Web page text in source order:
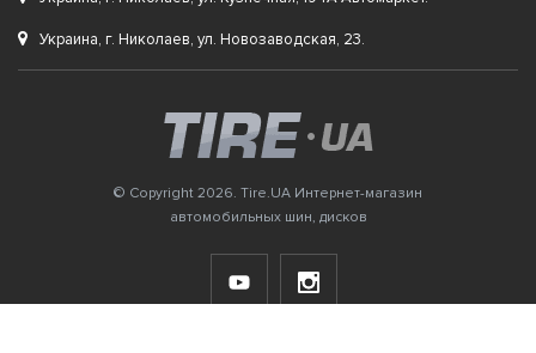
Украина, г. Николаев, ул. Новозаводская, 23.
© Copyright 2026. Tire.UA Интернет-магазин
автомобильных шин, дисков